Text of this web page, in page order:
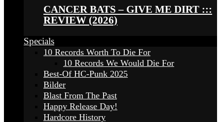
CANCER BATS – GIVE ME DIRT :::
REVIEW (2026)
Specials
10 Records Worth To Die For
10 Records We Would Die For
Best-Of HC-Punk 2025
Bilder
Blast From The Past
Happy Release Day!
Hardcore History